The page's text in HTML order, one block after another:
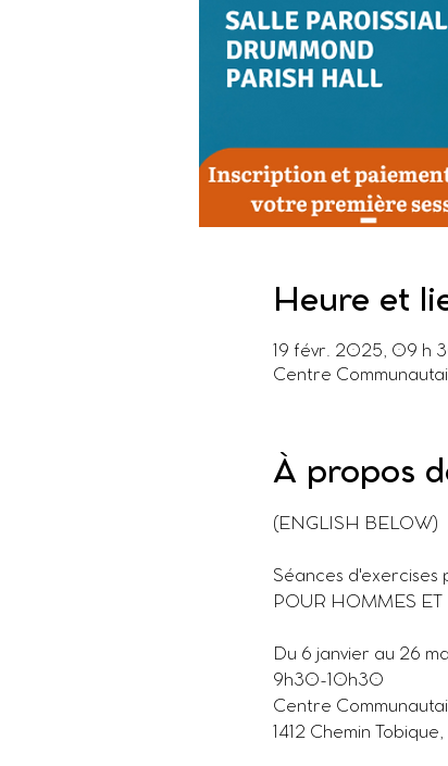
Heure et
19 févr. 2025, 09 h
Centre
À propos
(ENGLISH BELOW)
Séances d'exercises
POUR HOMMES ET
Du 6 janvier au 26
9h30-10h30
Centre
1412 Chemin